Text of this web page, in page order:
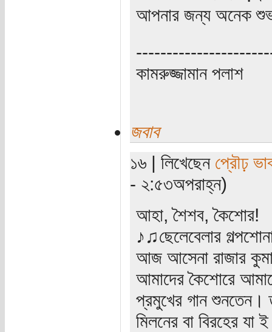
আপনার জন্য অনেক
কামরুজ্জামান পলাশ
জবাব
১৬ | লিখেছেন প্রৌঢ়
- ২:৫৩অপরাহ্ন)
আহা, শৈশব, কৈশোর!
♪♫ছেলেবেলার
আজ আসেনা রাজার
আমাদের কৈশোরে
প্রমুখের গান
মিলনের বা বিরহের